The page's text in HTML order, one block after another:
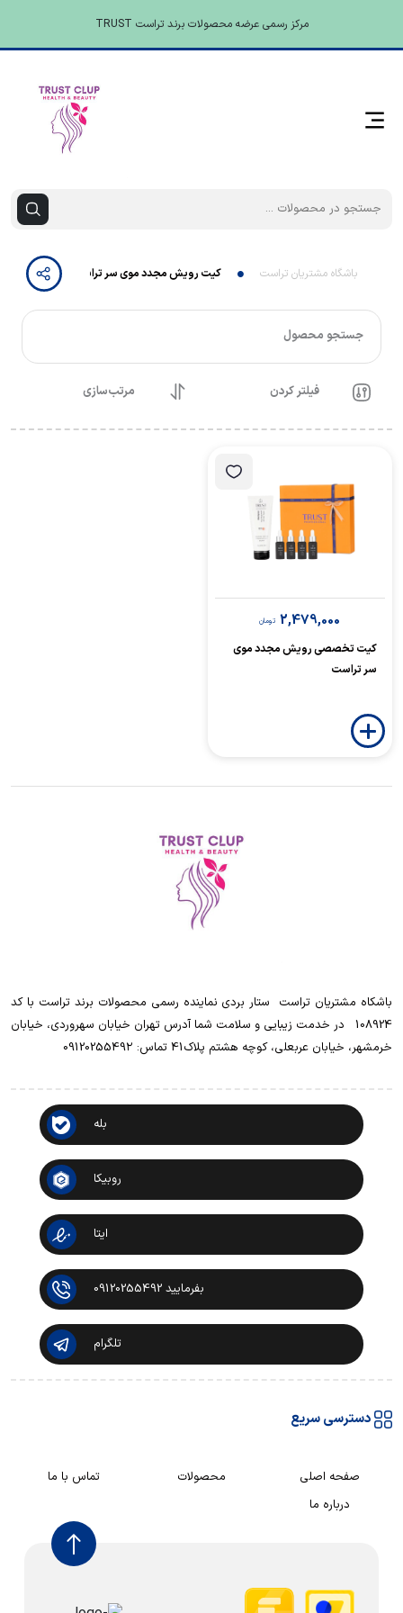
مرکز رسمی عرضه محصولات برند تراست TRUST
باشگاه مشتریان تراست کیت رویش مجدد موی سر تراست
جستجو محصول
فیلتر کردن مرتب‌سازی
2,479,000 تومان
کیت تخصصی رویش مجدد موی
سر تراست
باشکاه مشتریان تراست ‌ ‌ستار بردی نماینده رسمی محصولات برند تراست با کد
108924 ‌ ‌ در خدمت زیبایی و سلامت شما آدرس تهران خیابان سهروردی، خیابان
خرمشهر، خیابان عربعلی، کوچه هشتم پلاک41 تماس: 0912025549۲
بله
روبیکا
ایتا
بفرمایید 09120255492
تلگرام
دسترسی سریع
صفحه اصلی محصولات
تماس با ما
درباره ما